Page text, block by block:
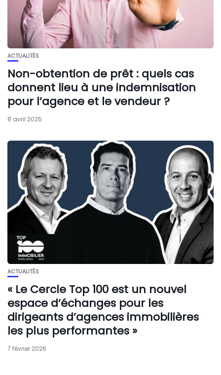
ACTUALITÉS
Non-obtention de prêt : quels cas
donnent lieu à une indemnisation
pour l’agence et le vendeur ?
8 avril 2025
ACTUALITÉS
« Le Cercle Top 100 est un nouvel
espace d’échanges pour les
dirigeants d’agences immobilières
les plus performantes »
7 février 2026